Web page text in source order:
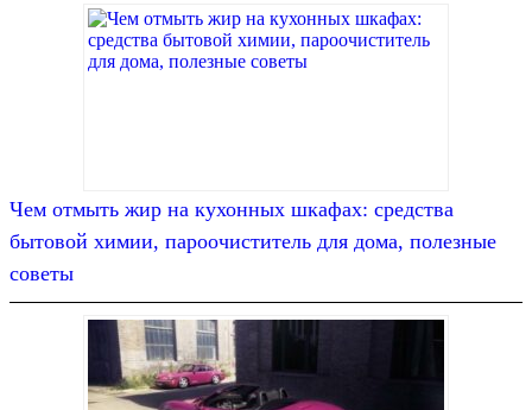
Чем отмыть жир на кухонных шкафах: средства
бытовой химии, пароочиститель для дома, полезные
советы